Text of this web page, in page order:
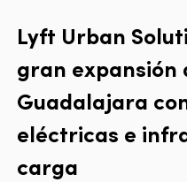
Lyft Urban
gran expansión
Guadalajara
eléctricas e
carga